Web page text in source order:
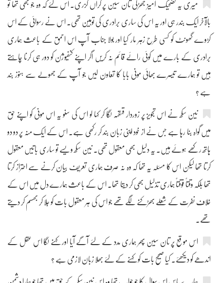
میری یہ تضحیک آمیز جھڑکی تان سین پر گراں گزری۔ اس لئے کہ وہ جو بھی تھا تو
بالآخر ایک بندر ہی اور یہ اس کی ساری برادری کی توہین تھی۔ اس نے رسوائی کے اس
کڑوے گھونٹ کو کسی طرح زہر مار کیا اور بولا جناب آپ اس احمق کے باعث ہماری
برادری کے بارے میں کوئی رائے قائم نہ کریں اگر اپنے کنفیوژن کو دور ہی کرنا چاہتے
ہیں تو ہمارے تیسرے بھائی مونی بابا کا تعاون لیں جو آپ کے جھولے سے ہنوز بند
ہے ؟
نین سکھ نے اس تجویز پر زوردار قہقہہ لگا کر کہا لو اس کی سنو یہ اس مونی کو اپنے حق
میں گواہ بنا رہا ہے جس نے از خود اپنی زبان بند کر رکھی ہے۔ اس کے ایک منہ پر دو دو
ہاتھ رکھے ہوئے ہیں۔ یہ دلیل بھی معقول تھی۔ نین سکھ ویسے تو ساری باتیں معقول
کرتا تھا لیکن اس کا مسئلہ یہ تھا کہ وہ نہ صرف ہماری تعریف بیان کرنے سے احتراز کرتا
تھا بلکہ وقتاً فوقتاً ہماری تذلیل بھی کر دیتا تھا۔ اس کے باعث ہمارے دل میں اس کے
خلاف نفرت کے شعلے بھڑکنے لگے تھے جو اس کی ہر معقول بات کو جلا کر بھسم کر دیتے
تھے۔
اس موقع پر تان سین پھر ہماری مدد کے لئے آگے آیا اور کہنے لگا اس عقل کے
اندھے کو دیکھئے۔ کیا صحیح بات کو کہنے کے لئے بھلا زبان لازمی ہے ؟